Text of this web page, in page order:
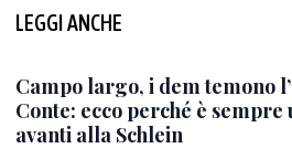
LEGGI ANCHE
Campo largo, i dem temono
Conte: ecco perché è sempre
avanti alla Schlein